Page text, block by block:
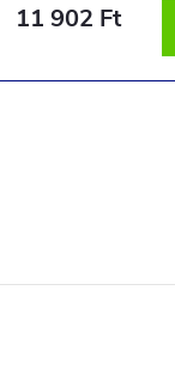
11 902 Ft